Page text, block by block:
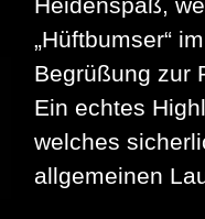
Heidenspaß,
„Hüftbumser“
Begrüßung zur
Ein echtes
welches
allgemeinen